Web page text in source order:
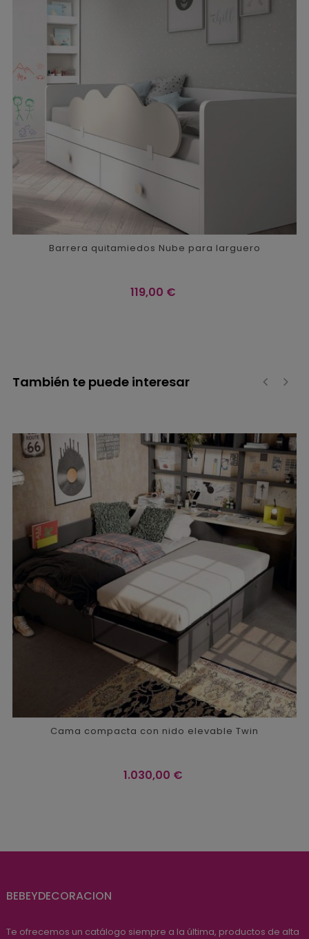
Barrera quitamiedos Nube para larguero
Precio
119,00 €
También te puede interesar
Cama compacta con nido elevable Twin
Precio
1.030,00 €
BEBEYDECORACION
Te ofrecemos un catálogo siempre a la última, productos de alta